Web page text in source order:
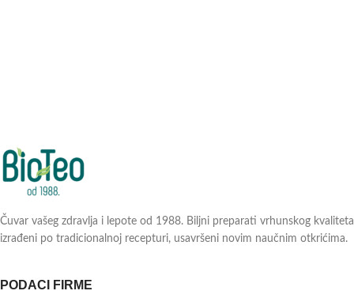
Čuvar vašeg zdravlja i lepote od 1988. Biljni preparati vrhunskog kvaliteta
izrađeni po tradicionalnoj recepturi, usavršeni novim naučnim otkrićima.
PODACI FIRME